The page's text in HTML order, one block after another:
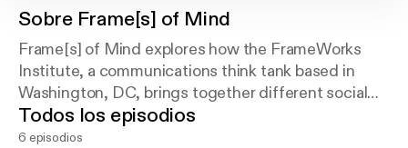
Sobre Frame[s] of Mind
Frame[s] of Mind explores how the FrameWorks
Institute, a communications think tank based in
Washington, DC, brings together different social
science disciplines to make sense of social
problems and better explain them.
Todos los episodios
6 episodios